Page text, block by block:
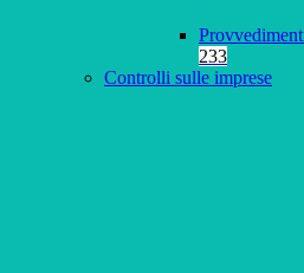
233
Controlli sulle imprese